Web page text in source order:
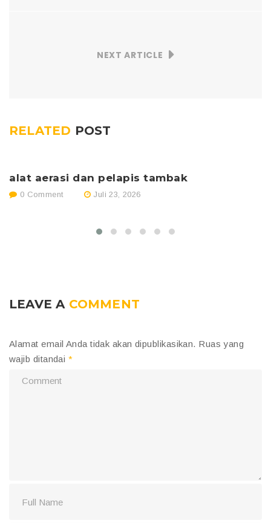
NEXT ARTICLE
RELATED POST
alat aerasi dan pelapis tambak
0 Comment Juli 23, 2026
LEAVE A COMMENT
Alamat email Anda tidak akan dipublikasikan. Ruas yang
wajib ditandai *